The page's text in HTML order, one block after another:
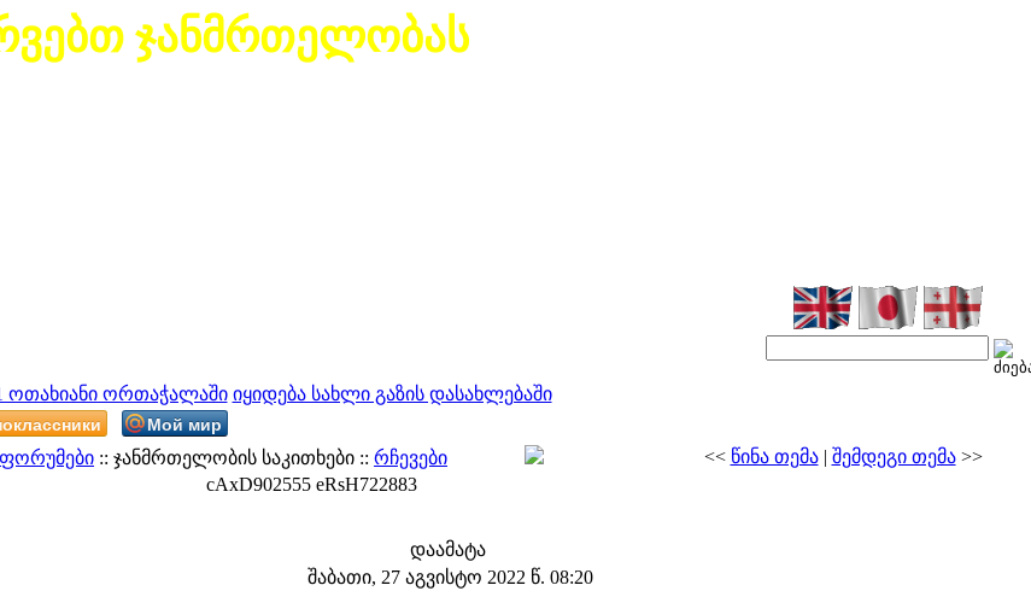
ჯანმრთელობას
ოთახიანი ორთაჭალაში იყიდება სახლი გაზის დასახლებაში
Мой мир
ფორუმები :: ჯანმრთელობის საკითხები :: რჩევები << წინა თემა| შემდეგი თემა>>
cAxD902555 eRsH722883
დაამატა
შაბათი, 27 აგვისტო 2022 წ. 08:20